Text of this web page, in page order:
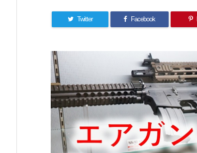
Twitter Facebook